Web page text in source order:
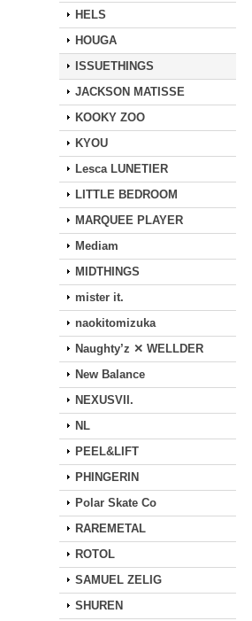
HELS
HOUGA
ISSUETHINGS
JACKSON MATISSE
KOOKY ZOO
KYOU
Lesca LUNETIER
LITTLE BEDROOM
MARQUEE PLAYER
Mediam
MIDTHINGS
mister it.
naokitomizuka
Naughty’z ✕ WELLDER
New Balance
NEXUSVII.
NL
PEEL&LIFT
PHINGERIN
Polar Skate Co
RAREMETAL
ROTOL
SAMUEL ZELIG
SHUREN